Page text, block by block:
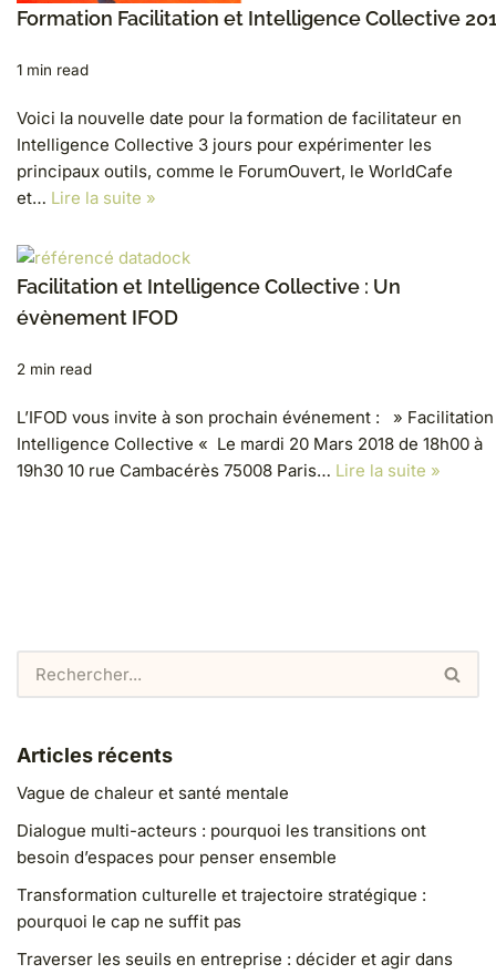
Formation Facilitation et Intelligence Collective
1 min read
Voici la nouvelle date pour la formation de facilitateur en
Intelligence Collective 3 jours pour expérimenter les
principaux outils, comme le ForumOuvert, le WorldCafe
et… Lire la suite »
Facilitation et Intelligence Collective : Un
évènement IFOD
2 min read
L’IFOD vous invite à son prochain événement : »
Intelligence Collective « Le mardi 20 Mars 2018 de 18h00 à
19h30 10 rue Cambacérès 75008 Paris… Lire la suite »
Articles récents
Vague de chaleur et santé mentale
Dialogue multi-acteurs : pourquoi les transitions ont
besoin d’espaces pour penser ensemble
Transformation culturelle et trajectoire stratégique :
pourquoi le cap ne suffit pas
Traverser les seuils en entreprise : décider et agir dans